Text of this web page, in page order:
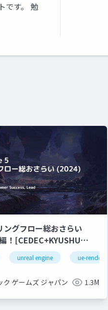
です。 勉
ングフロー総おさらい
unreal engine ue-rendering
ク ゲームズ ジャパン 1.3M